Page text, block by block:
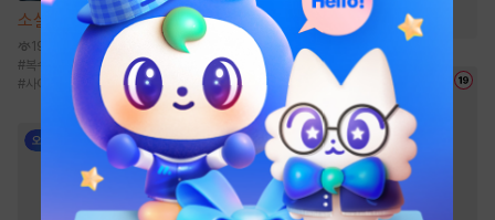
소설 흑도검선
19.9만
#복수물 먼치킨 검객/무사
성장물
#사이다물
정파 #빙의물 천마